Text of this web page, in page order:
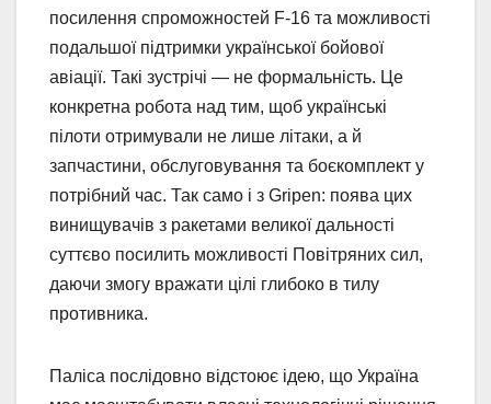
посилення спроможностей F-16 та можливості
подальшої підтримки української бойової
авіації. Такі зустрічі — не формальність. Це
конкретна робота над тим, щоб українські
пілоти отримували не лише літаки, а й
запчастини, обслуговування та боєкомплект у
потрібний час. Так само і з Gripen: поява цих
винищувачів з ракетами великої дальності
суттєво посилить можливості Повітряних сил,
даючи змогу вражати цілі глибоко в тилу
противника.
Паліса послідовно відстоює ідею, що Україна